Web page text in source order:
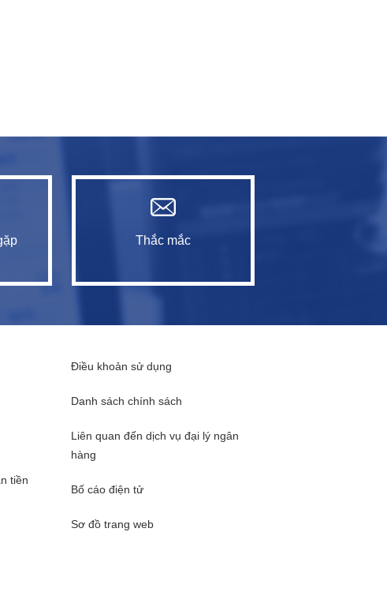
Thắc mắc
tiền
Điều khoản sử dụng
Danh sách chính sách
Liên quan đến dịch vụ đại lý ngân
hàng
Bố cáo điện tử
Sơ đồ trang web